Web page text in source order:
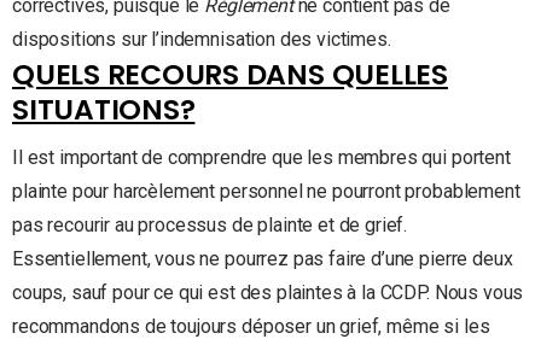
correctives, puisque le Règlementne contient pas de
dispositions sur l’indemnisation des victimes.
QUELS RECOURS DANS QUELLES
SITUATIONS?
Il est important de comprendre que les membres qui portent
plainte pour harcèlement personnel ne pourront probablement
pas recourir au processus de plainte et de grief.
Essentiellement, vous ne pourrez pas faire d’une pierre deux
coups, sauf pour ce qui est des plaintes à la CCDP. Nous vous
recommandons de toujours déposer un grief, même si les